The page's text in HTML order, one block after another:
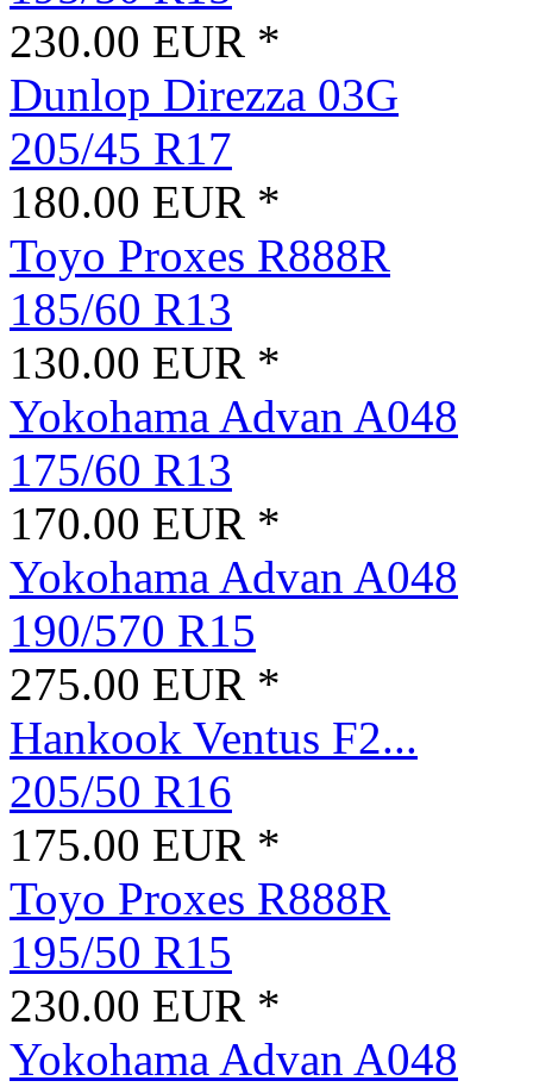
230.00 EUR *
Dunlop Direzza 03G
205/45 R17
180.00 EUR *
Toyo Proxes R888R
185/60 R13
130.00 EUR *
Yokohama Advan A048
175/60 R13
170.00 EUR *
Yokohama Advan A048
190/570 R15
275.00 EUR *
Hankook Ventus F2...
205/50 R16
175.00 EUR *
Toyo Proxes R888R
195/50 R15
230.00 EUR *
Yokohama Advan A048